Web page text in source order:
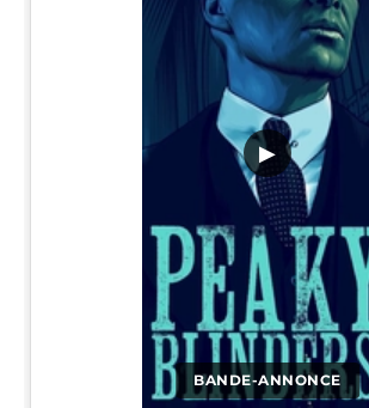
BANDE-ANNONCE
▶